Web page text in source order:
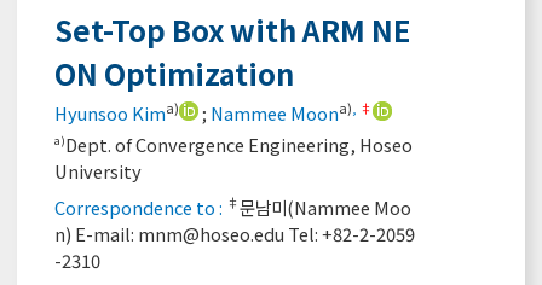
Set-Top Box with ARM NE
ON Optimization
Hyunsoo Kima) ; Nammee Moona) ‡
a)Dept. of Convergence Engineering, Hoseo
University
Correspondence to : ‡문남미(Nammee Moo
n) E-mail: mnm@hoseo.edu Tel: +82-2-2059
-2310